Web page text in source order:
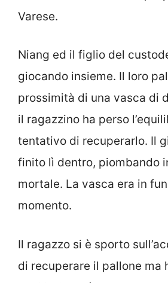
Varese.
Niang ed il figlio del
giocando insieme. Il loro
prossimità di una vasca di
il ragazzino ha perso
tentativo di recuperarlo. Il
finito lì dentro, piombando
mortale. La vasca era in
momento.
Il ragazzo si è sporto
di recuperare il pallone ma